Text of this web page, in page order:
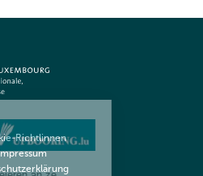
Richtlinnen
Impressum